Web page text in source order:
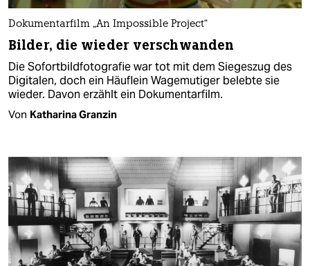
Dokumentarfilm „An Impossible Project“
Bilder, die wieder verschwanden
Die Sofortbildfotografie war tot mit dem Siegeszug des
Digitalen, doch ein Häuflein Wagemutiger belebte sie
wieder. Davon erzählt ein Dokumentarfilm.
Von Katharina Granzin